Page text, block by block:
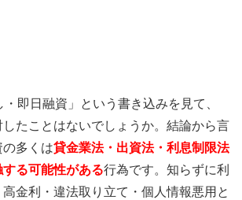
即日融資」という書き込みを見て、
たことはないでしょうか。結論から言
の多くは貸金業法・出資法・利息制限法
る可能性がある行為です。知らずに利
金利・違法取り立て・個人情報悪用と